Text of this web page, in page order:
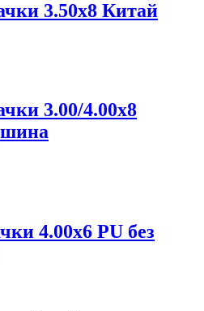
3.50х8 Китай
3.00/4.00х8
4.00х6 PU без